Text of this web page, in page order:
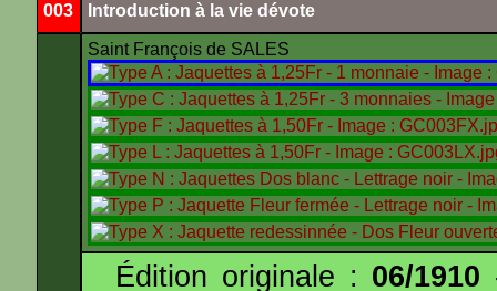
003 Introduction à la vie dévote
Saint François de SALES
Édition originale : 06/1910